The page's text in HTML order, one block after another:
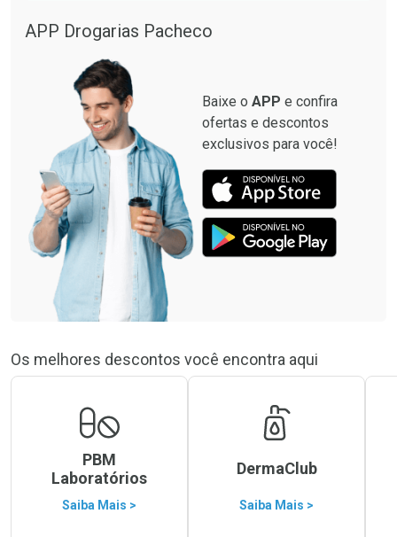
APP Drogarias Pacheco
Baixe o APP e confira
ofertas e descontos
exclusivos para você!
Os melhores descontos você encontra aqui
PBM
Laboratórios
Saiba Mais >
DermaClub
Saiba Mais >